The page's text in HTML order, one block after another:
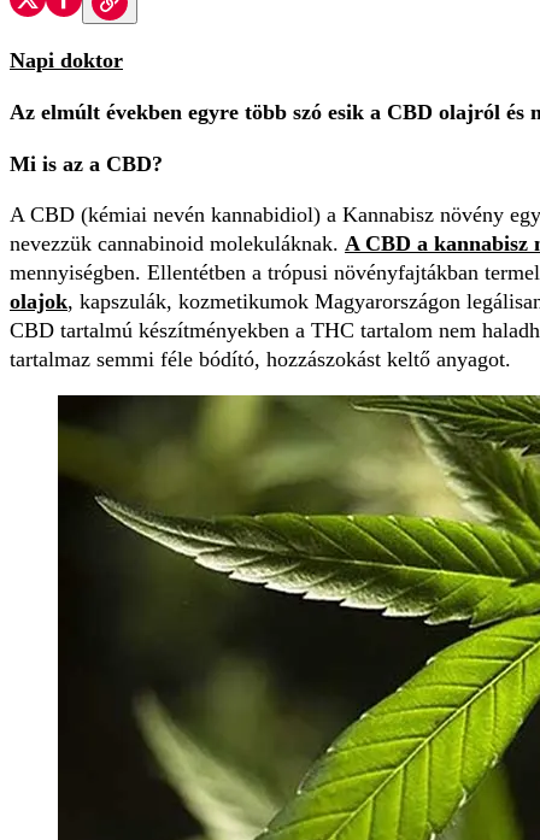
Napi doktor
Az elmúlt években egyre több szó esik a CBD olajról
Mi is az a CBD?
A CBD (kémiai nevén kannabidiol) a Kannabisz növény
nevezzük cannabinoid molekuláknak. A CBD a kannabisz
mennyiségben. Ellentétben a trópusi növényfajtákban
olajok, kapszulák, kozmetikumok Magyarországon
CBD tartalmú készítményekben a THC tartalom nem
tartalmaz semmi féle bódító, hozzászokást keltő anyagot.